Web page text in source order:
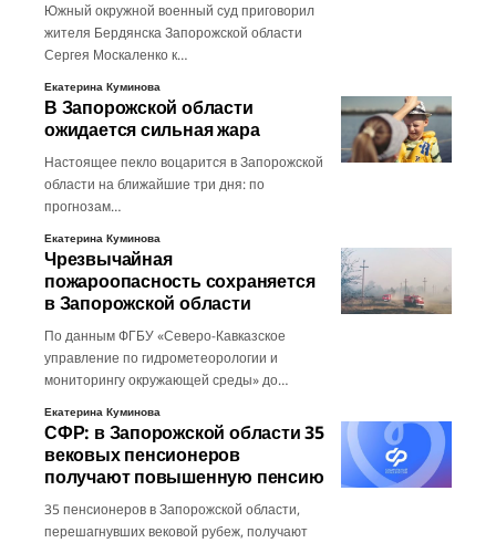
Южный окружной военный суд приговорил
жителя Бердянска Запорожской области
Сергея Москаленко к…
Екатерина Куминова
В Запорожской области
ожидается сильная жара
Настоящее пекло воцарится в Запорожской
области на ближайшие три дня: по
прогнозам…
Екатерина Куминова
Чрезвычайная
пожароопасность сохраняется
в Запорожской области
По данным ФГБУ «Северо-Кавказское
управление по гидрометеорологии и
мониторингу окружающей среды» до…
Екатерина Куминова
СФР: в Запорожской области 35
вековых пенсионеров
получают повышенную пенсию
35 пенсионеров в Запорожской области,
перешагнувших вековой рубеж, получают